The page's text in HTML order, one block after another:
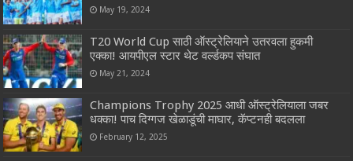
May 19, 2024
T20 World Cup साठी ऑस्ट्रेलियाने उतरवला हुकमी
एक्का! आयपीएल स्टार थेट वर्ल्डकप संघात
May 21, 2024
Champions Trophy 2025 आधी ऑस्ट्रेलियाला जबर
धक्का! पाच दिग्गज खेळाडूंची माघार, कॅप्टनही बदलला
February 12, 2025